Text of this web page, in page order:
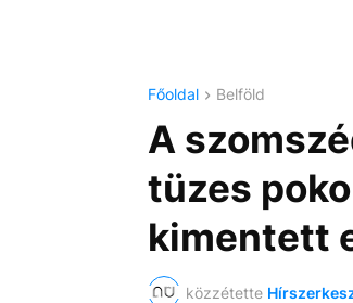
Főoldal Belföld
A
tüzes
kimentett
közzétette